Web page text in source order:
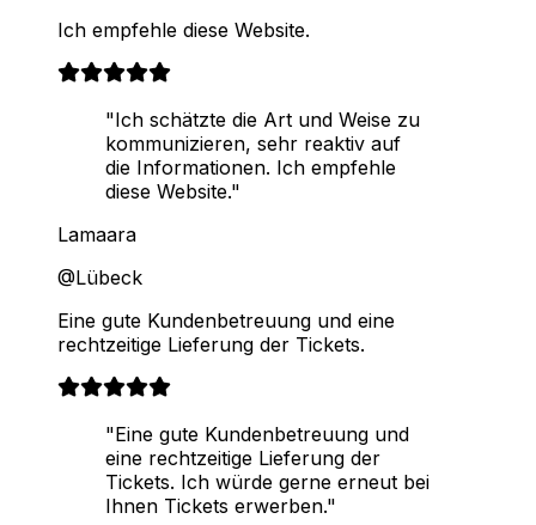
Ich empfehle diese Website.
"Ich schätzte die Art und Weise zu
kommunizieren, sehr reaktiv auf
die Informationen. Ich empfehle
diese Website."
Lamaara
@Lübeck
Eine gute Kundenbetreuung und eine
rechtzeitige Lieferung der Tickets.
"Eine gute Kundenbetreuung und
eine rechtzeitige Lieferung der
Tickets. Ich würde gerne erneut bei
Ihnen Tickets erwerben."